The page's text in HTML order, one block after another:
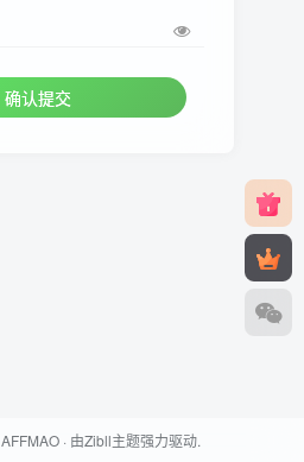
确认提交
AFFMAO· 由Zibll主题强力驱动.